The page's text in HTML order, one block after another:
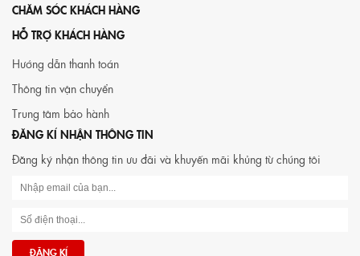
CHĂM SÓC KHÁCH HÀNG
HỖ TRỢ KHÁCH HÀNG
Hướng dẫn thanh toán
Thông tin vận chuyển
Trung tâm bảo hành
ĐĂNG KÍ NHẬN THÔNG TIN
Đăng ký nhận thông tin ưu đãi và khuyến mãi khủng từ chúng tôi